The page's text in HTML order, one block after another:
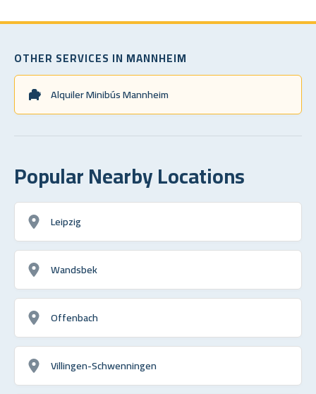
OTHER SERVICES IN MANNHEIM
Alquiler Minibús Mannheim
Popular Nearby Locations
Leipzig
Wandsbek
Offenbach
Villingen-Schwenningen